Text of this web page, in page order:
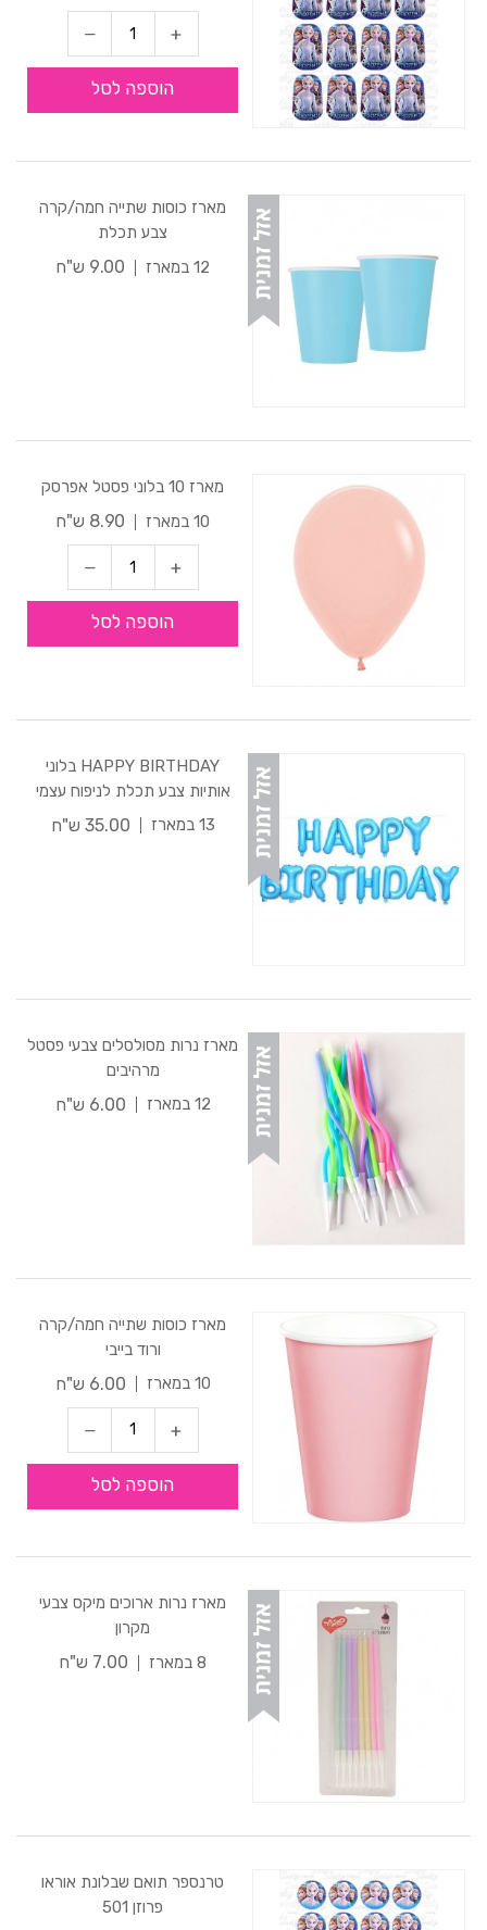
הוספה לסל
מארז כוסות שתייה חמה/קרה
צבע תכלת
12 במארז
9.00 ש"ח
מארז 10 בלוני פסטל אפרסק
10 במארז
8.90 ש"ח
הוספה לסל
HAPPY BIRTHDAY בלוני
אותיות צבע תכלת לניפוח עצמי
13 במארז
35.00 ש"ח
מארז נרות מסולסלים צבעי פסטל
מרהיבים
12 במארז
6.00 ש"ח
מארז כוסות שתייה חמה/קרה
ורוד בייבי
10 במארז
6.00 ש"ח
הוספה לסל
מארז נרות ארוכים מיקס צבעי
מקרון
8 במארז
7.00 ש"ח
טרנספר תואם שבלונת אוראו
פרוזן 501